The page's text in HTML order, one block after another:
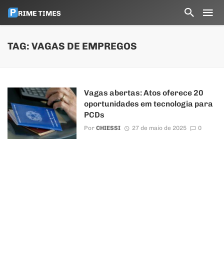
TAG: VAGAS DE EMPREGOS
Vagas abertas: Atos oferece 20
oportunidades em tecnologia para
PCDs
Por CHIESSI 27 de maio de 2025 0